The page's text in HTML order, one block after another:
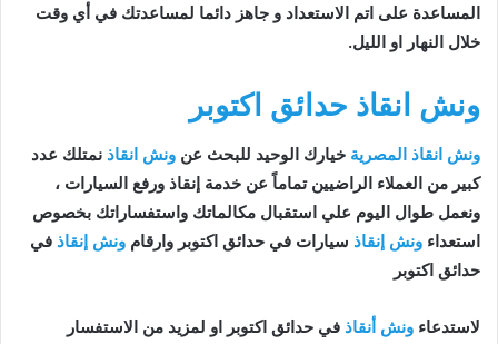
المساعدة على اتم الاستعداد و جاهز دائما لمساعدتك في أي وقت
خلال النهار او الليل.
ونش انقاذ حدائق اكتوبر
ونش انقاذ المصرية خيارك الوحيد للبحث عن ونش انقاذ نمتلك عدد
كبير من العملاء الراضيين تماماً عن خدمة إنقاذ ورفع السيارات ،
ونعمل طوال اليوم علي استقبال مكالماتك واستفساراتك بخصوص
استعداء ونش إنقاذ سيارات في حدائق اكتوبر وارقام ونش إنقاذ في
حدائق اكتوبر
لاستدعاء ونش أنقاذ في حدائق اكتوبر او لمزيد من الاستفسار